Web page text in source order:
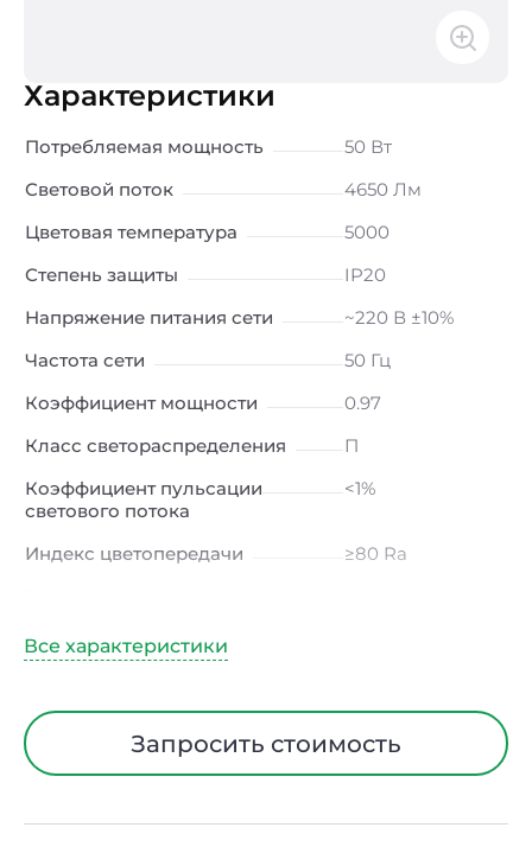
Характеристики
Потребляемая мощность
50 Вт
Световой поток
4650 Лм
Цветовая температура
5000
Степень защиты
IP20
Напряжение питания сети
~220 В ±10%
Частота сети
50 Гц
Коэффициент мощности
0.97
Класс светораспределения
П
Коэффициент пульсации
светового потока
<1%
Индекс цветопередачи
≥80 Ra
Угол рассеивания
Диапазон рабочих
температур
Класс защиты от
I
Запросить стоимость